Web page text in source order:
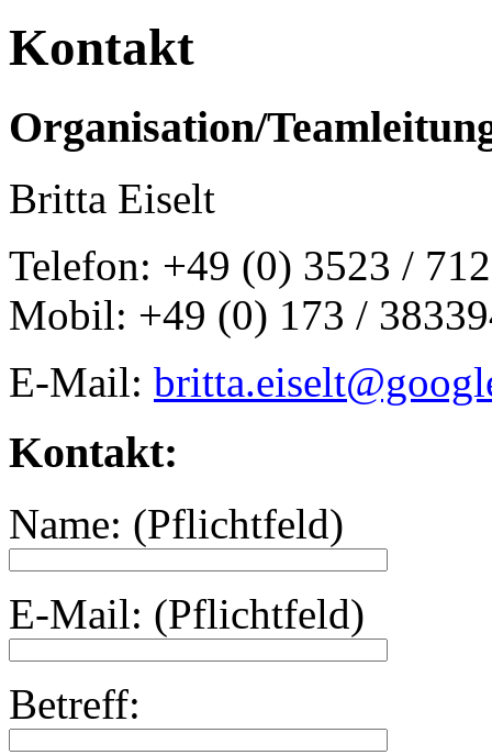
Kontakt
Organisation/
Britta Eiselt
Telefon: +49 (0) 3523 /
Mobil: +49 (0) 173 /
E-Mail:
Kontakt:
Name: (Pflichtfeld)
E-Mail: (Pflichtfeld)
Betreff: